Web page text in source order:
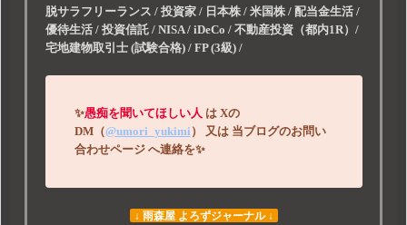
脱サラフリーランス / 投資家 / 日本株 / 米国株 / 配当金生活 /
優待生活 / 投資信託 / NISA / iDeCo / 不動産投資（都内1R）/
宅地建物取引士 (試験合格) / FP (3級) /
✨愚痴を聞いてほしい人 は Xの
DM（@umori_yukimi ） 又は 当ブログのお問い
合わせページへ連絡を✨
↓ 雨森屋 よろずジャーナル ↓